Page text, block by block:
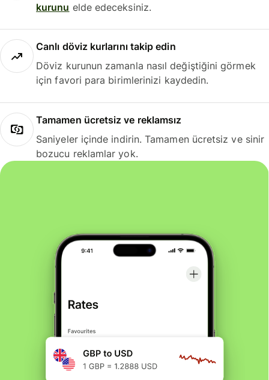
kurunu elde edeceksiniz.
Canlı döviz kurlarını takip edin
Döviz kurunun zamanla nasıl değiştiğini görmek
için favori para birimlerinizi kaydedin.
Tamamen ücretsiz ve reklamsız
Saniyeler içinde indirin. Tamamen ücretsiz ve sinir
bozucu reklamlar yok.